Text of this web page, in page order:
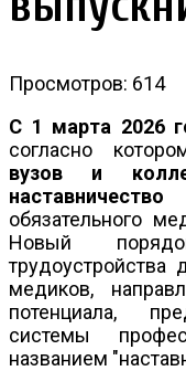
Просмотров: 614
С 1 марта 2026
согласно
вузов и
наставничество
обязательного
Новый
трудоустройства
медиков,
потенциала,
системы
названием